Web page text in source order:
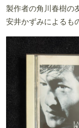
製作者の角川春樹の
安井かずみによるも